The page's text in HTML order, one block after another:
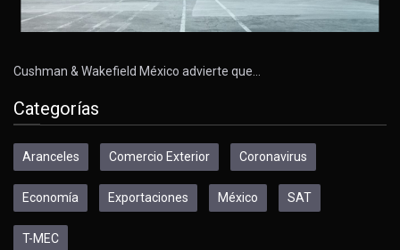
Cushman & Wakefield México advierte que…
Categorías
Aranceles Comercio Exterior Coronavirus
Economía Exportaciones México SAT
T-MEC